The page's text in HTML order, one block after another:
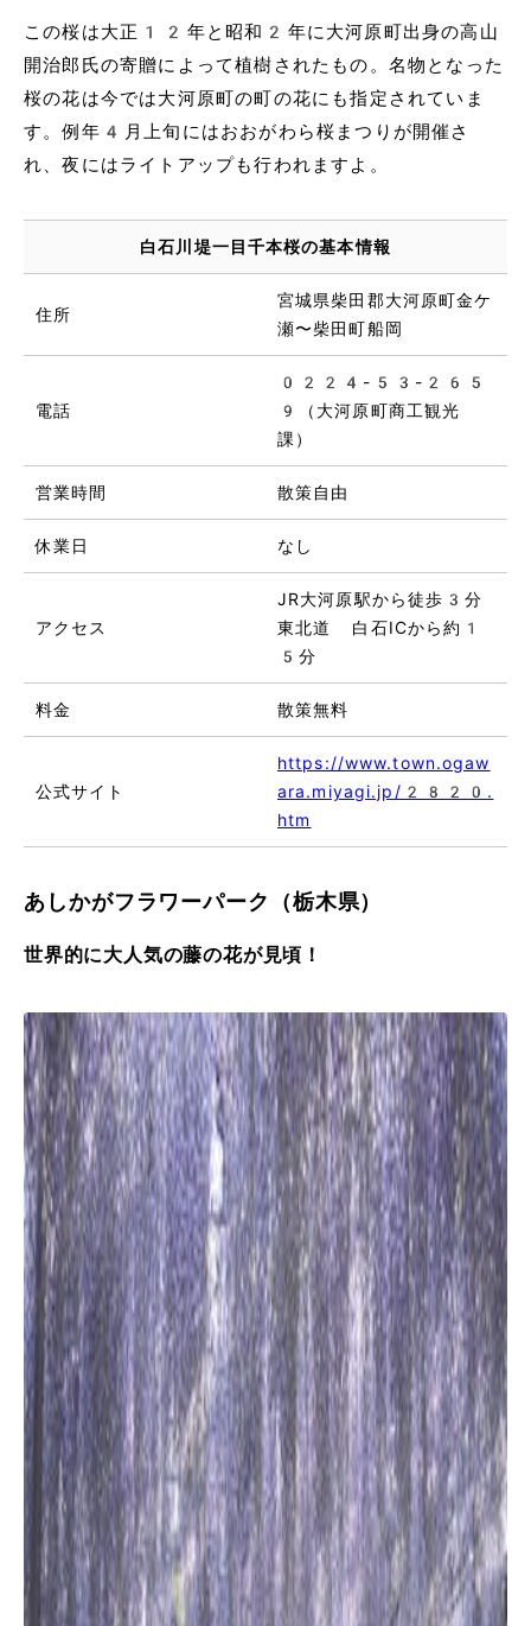
この桜は大正12年と昭和2年に大河原町出身の高山
開治郎氏の寄贈によって植樹されたもの。名物となった
桜の花は今では大河原町の町の花にも指定されていま
す。例年4月上旬にはおおがわら桜まつりが開催さ
れ、夜にはライトアップも行われますよ。
白石川堤一目千本桜の基本情報
住所
宮城県柴田郡大河原町金ケ
瀬〜柴田町船岡
電話
0224-53-265
9（大河原町商工観光
課）
営業時間 散策自由
休業日 なし
アクセス
JR大河原駅から徒歩3分
東北道 白石ICから約1
5分
料金 散策無料
公式サイト
https://www.town.ogaw
ara.miyagi.jp/2820.
htm
あしかがフラワーパーク（栃木県）
世界的に大人気の藤の花が見頃！